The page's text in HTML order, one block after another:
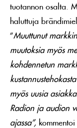
tuotannon osalta.
haluttuja
”Muuttunut
muutoksia myös
kohdennetun
myös uusia
Radion ja audion
ajassa”,